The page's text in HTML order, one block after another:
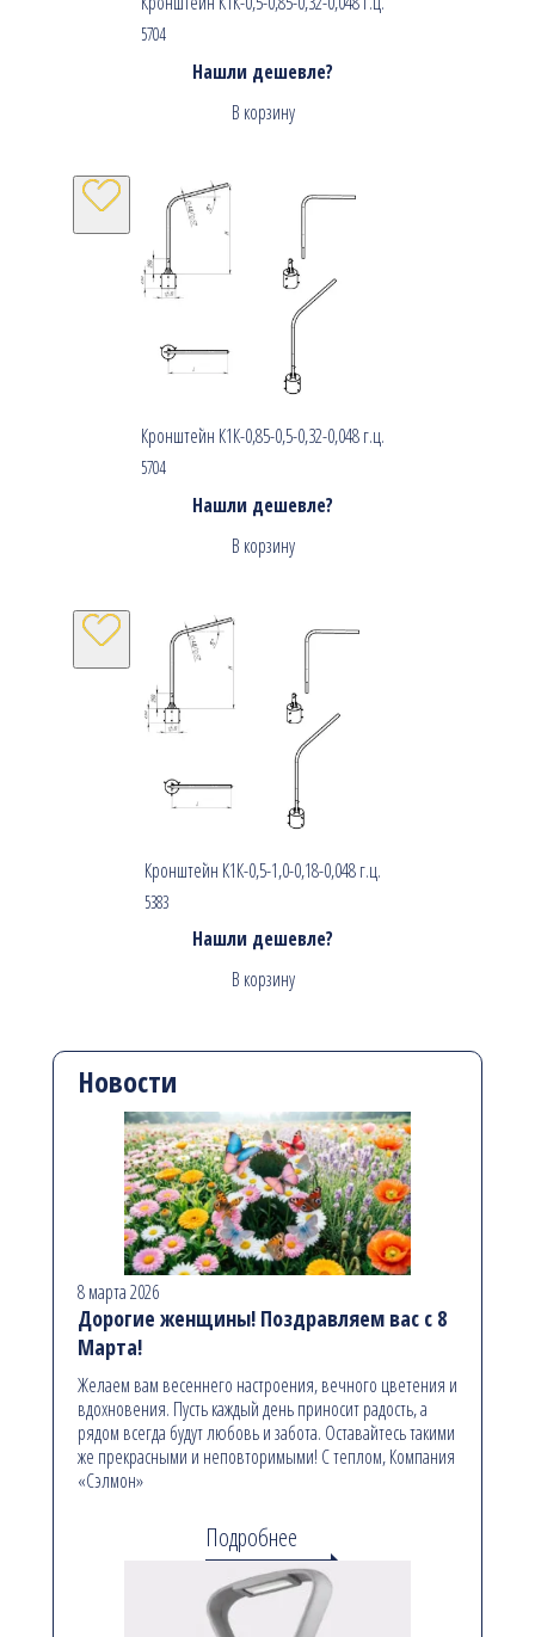
5704
Нашли дешевле?
В корзину
Кронштейн К1К-0,85-0,5-0,32-0,048 г.ц.
5704
Нашли дешевле?
В корзину
Кронштейн К1К-0,5-1,0-0,18-0,048 г.ц.
5383
Нашли дешевле?
В корзину
Новости
8 марта 2026
Дорогие женщины! Поздравляем вас с 8
Марта!
Желаем вам весеннего настроения, вечного цветения и
вдохновения. Пусть каждый день приносит радость, а
рядом всегда будут любовь и забота. Оставайтесь такими
же прекрасными и неповторимыми! С теплом, Компания
«Сэлмон»
Подробнее